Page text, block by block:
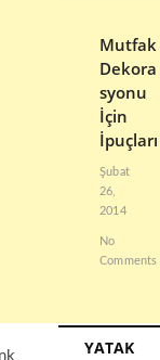
Mutfak
Dekora
syonu
İçin
İpuçları
Şubat
26,
2014
No
Comments
YATAK